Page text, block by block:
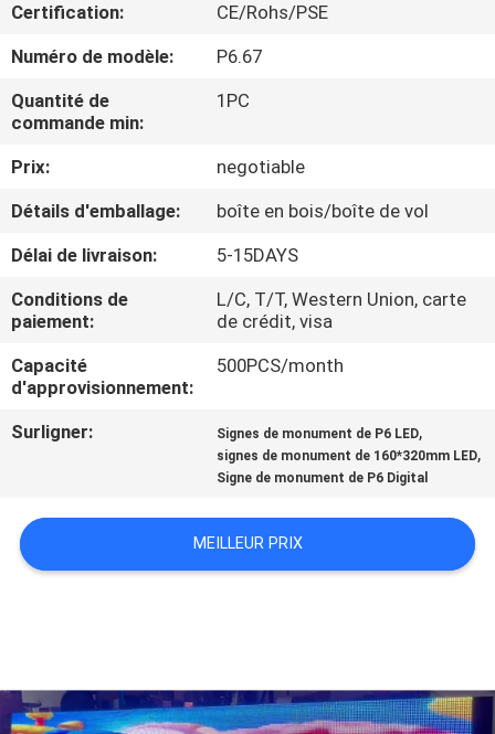
SUJET
DE
NOUS
VISITE
D'USINE
CONTRÔLE
DE
QUALITÉ
CONTACTEZ-
NOUVELLES
CITATION
Certification:
CE/Rohs/PSE
Numéro de modèle:
P6.67
Quantité de
commande min:
1PC
Prix:
negotiable
Détails d'emballage:
boîte en bois/boîte de vol
Délai de livraison:
5-15DAYS
Conditions de
paiement:
L/C, T/T, Western Union, carte
de crédit, visa
Capacité
d'approvisionnement:
500PCS/month
Surligner: Signes de monument de P6 LED,
signes de monument de 160*320mm LED,
Signe de monument de P6 Digital
MEILLEUR PRIX